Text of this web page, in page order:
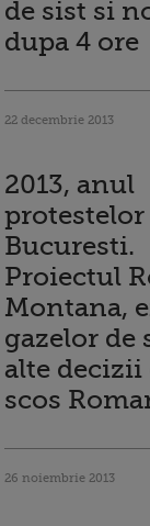
de sist si
dupa 4 ore
22 decembrie 2013
2013, anul
protestelor
Bucuresti.
Proiectul
Montana,
gazelor de
alte decizii
scos
26 noiembrie 2013